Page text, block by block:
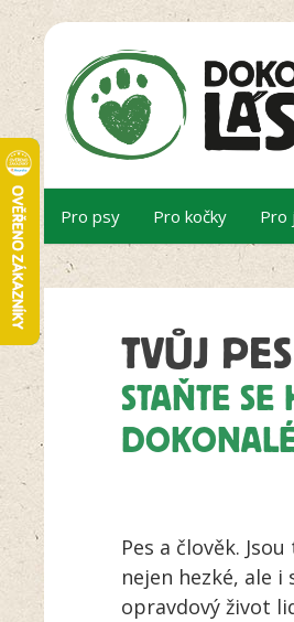
Pro psy Pro kočky Pro
TVŮJ
STAŇTE
Pes a člověk.
nejen hezké, ale
opravdový život